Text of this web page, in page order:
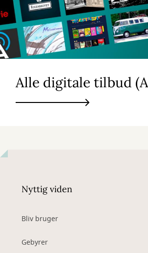
Alle digitale tilbud
Nyttig viden
Bliv bruger
Gebyrer